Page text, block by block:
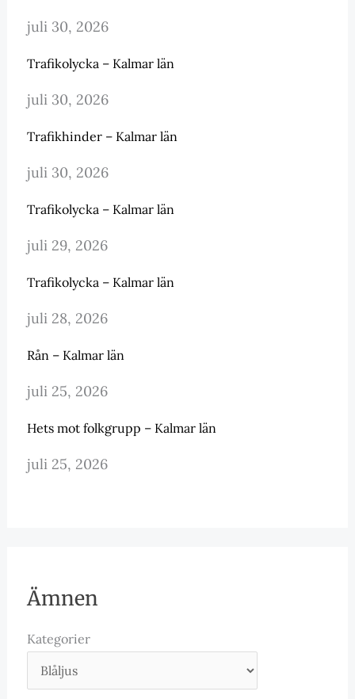
juli 30, 2026
Trafikolycka – Kalmar län
juli 30, 2026
Trafikhinder – Kalmar län
juli 30, 2026
Trafikolycka – Kalmar län
juli 29, 2026
Trafikolycka – Kalmar län
juli 28, 2026
Rån – Kalmar län
juli 25, 2026
Hets mot folkgrupp – Kalmar län
juli 25, 2026
Ämnen
Kategorier